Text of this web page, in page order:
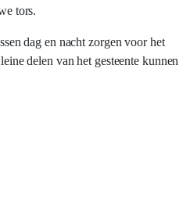
tors.
dag en nacht zorgen voor het
delen van het gesteente kunnen